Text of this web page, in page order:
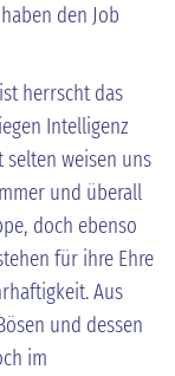
den Job
herrscht das
Intelligenz
selten weisen uns
und überall
doch ebenso
für ihre Ehre
Aus
und dessen
im